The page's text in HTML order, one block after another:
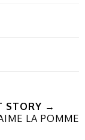
STORY →
LA POMME